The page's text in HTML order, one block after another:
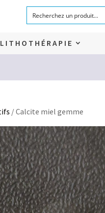
LITHOTHÉRAPIE
/ Calcite miel gemme